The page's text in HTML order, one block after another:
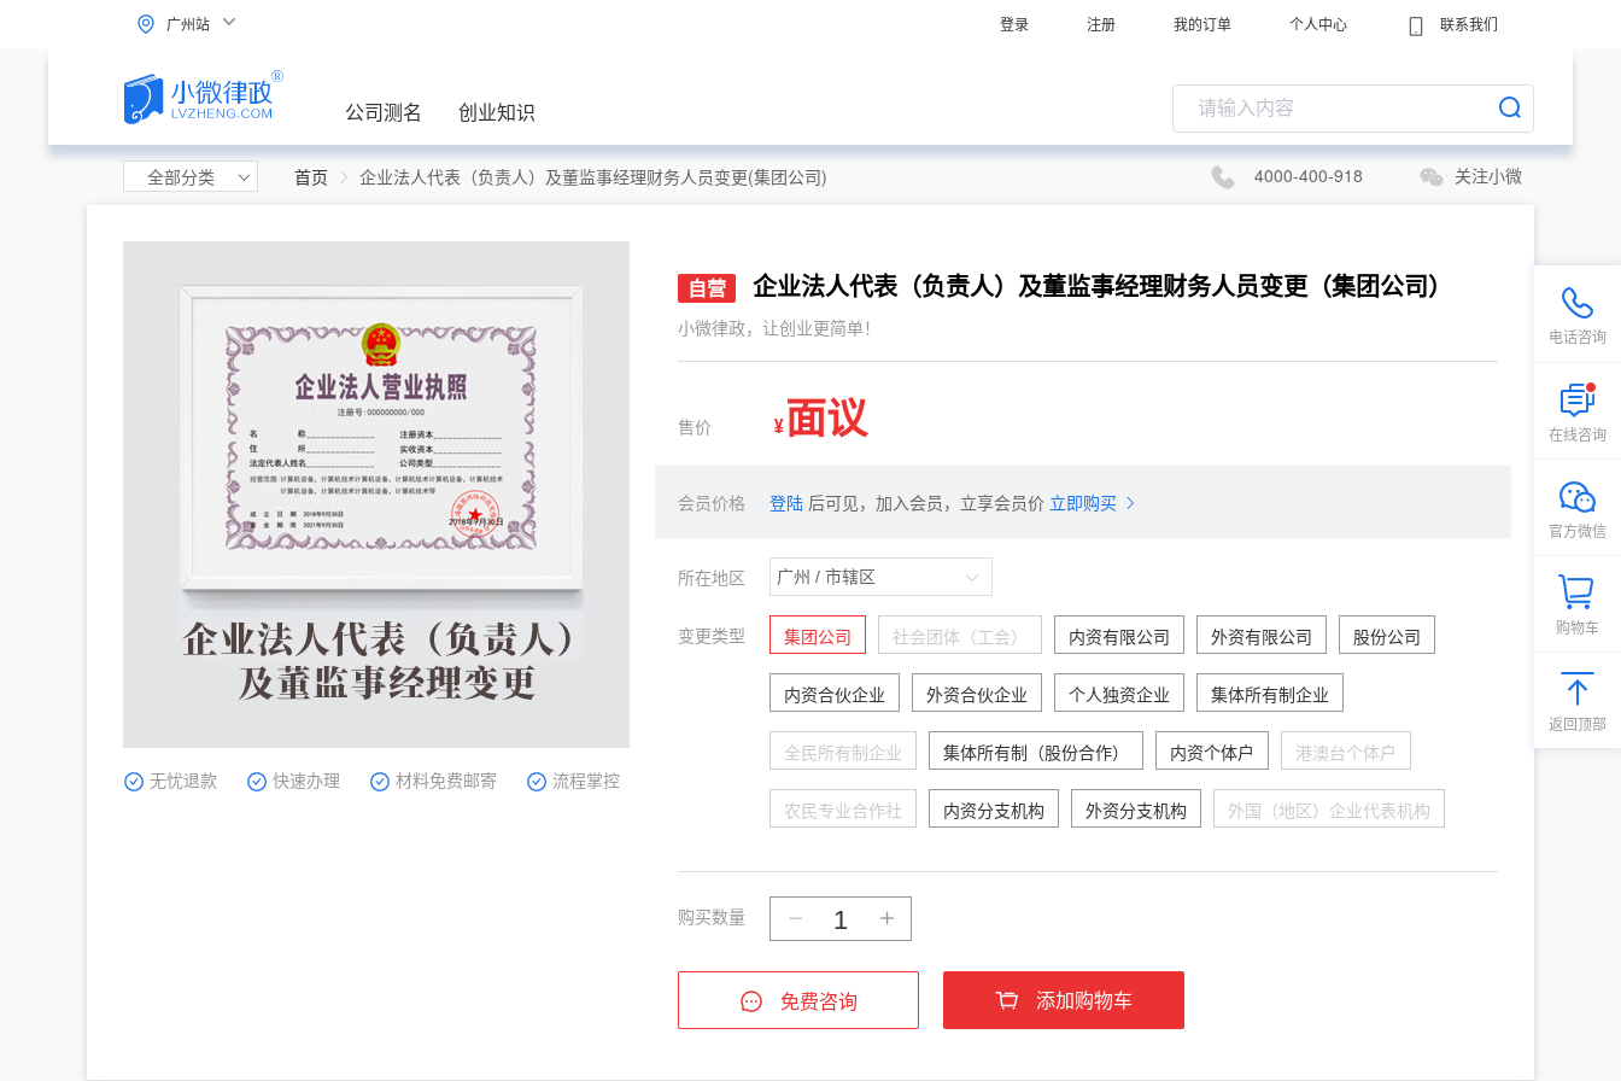
广州站 登录 注册 我的订单 个人中心 联系我们
公司测名 创业知识
全部分类 首页 企业法人代表（负责人）及董监事经理财务人员变更(集团公司) 4000-400-918 关注小微
无忧退款 快速办理 材料免费邮寄 流程掌控
自营 企业法人代表（负责人）及董监事经理财务人员变更（集团公司）
小微律政，让创业更简单！
售价 ¥ 面议
会员价格 登陆 后可见，加入会员，立享会员价 立即购买
所在地区
变更类型 集团公司 社会团体（工会） 内资有限公司 外资有限公司 股份公司
内资合伙企业 外资合伙企业 个人独资企业 集体所有制企业
全民所有制企业 集体所有制（股份合作） 内资个体户 港澳台个体户
农民专业合作社 内资分支机构 外资分支机构 外国（地区）企业代表机构
购买数量
免费咨询 添加购物车
电话咨询
在线咨询
官方微信
购物车
返回顶部